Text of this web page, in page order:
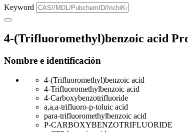
Keyword
4-(Trifluoromethyl)benzoic acid
Nombre e identificación
4-(Trifluoromethyl)benzoic acid
4-Trifluoromethylbenzoic acid
4-Carboxybenzotrifluoride
a,a,a-trifluoro-p-toluic acid
para-trifluoromethylbenzoic acid
P-CARBOXYBENZOTRIFLUORIDE